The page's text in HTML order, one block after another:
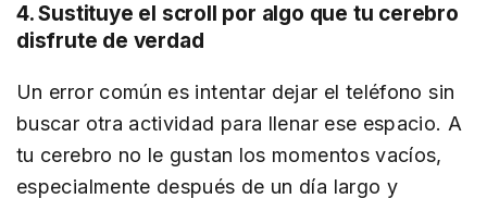
4. Sustituye el scroll por algo que tu cerebro
disfrute de verdad
Un error común es intentar dejar el teléfono sin
buscar otra actividad para llenar ese espacio. A
tu cerebro no le gustan los momentos vacíos,
especialmente después de un día largo y